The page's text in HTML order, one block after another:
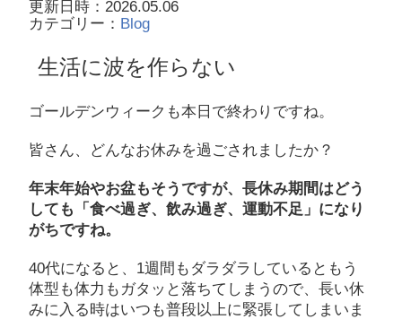
更新日時：2026.05.06
カテゴリー： Blog
生活に波を作らない
ゴールデンウィークも本日で終わりですね。
皆さん、どんなお休みを過ごされましたか？
年末年始やお盆もそうですが、長休み期間はどう
しても「食べ過ぎ、飲み過ぎ、運動不足」になり
がちですね。
40代になると、1週間もダラダラしているともう
体型も体力もガタッと落ちてしまうので、長い休
みに入る時はいつも普段以上に緊張してしまいま